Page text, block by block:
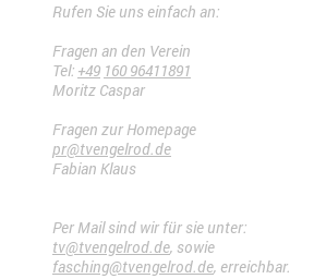
Rufen Sie uns einfach an:
Fragen an den Verein
Tel: +49 160 96411891
Moritz Caspar
Fragen zur Homepage
pr@tvengelrod.de
Fabian Klaus
Per Mail sind wir für sie unter:
tv@tvengelrod.de, sowie
fasching@tvengelrod.de, erreichbar.